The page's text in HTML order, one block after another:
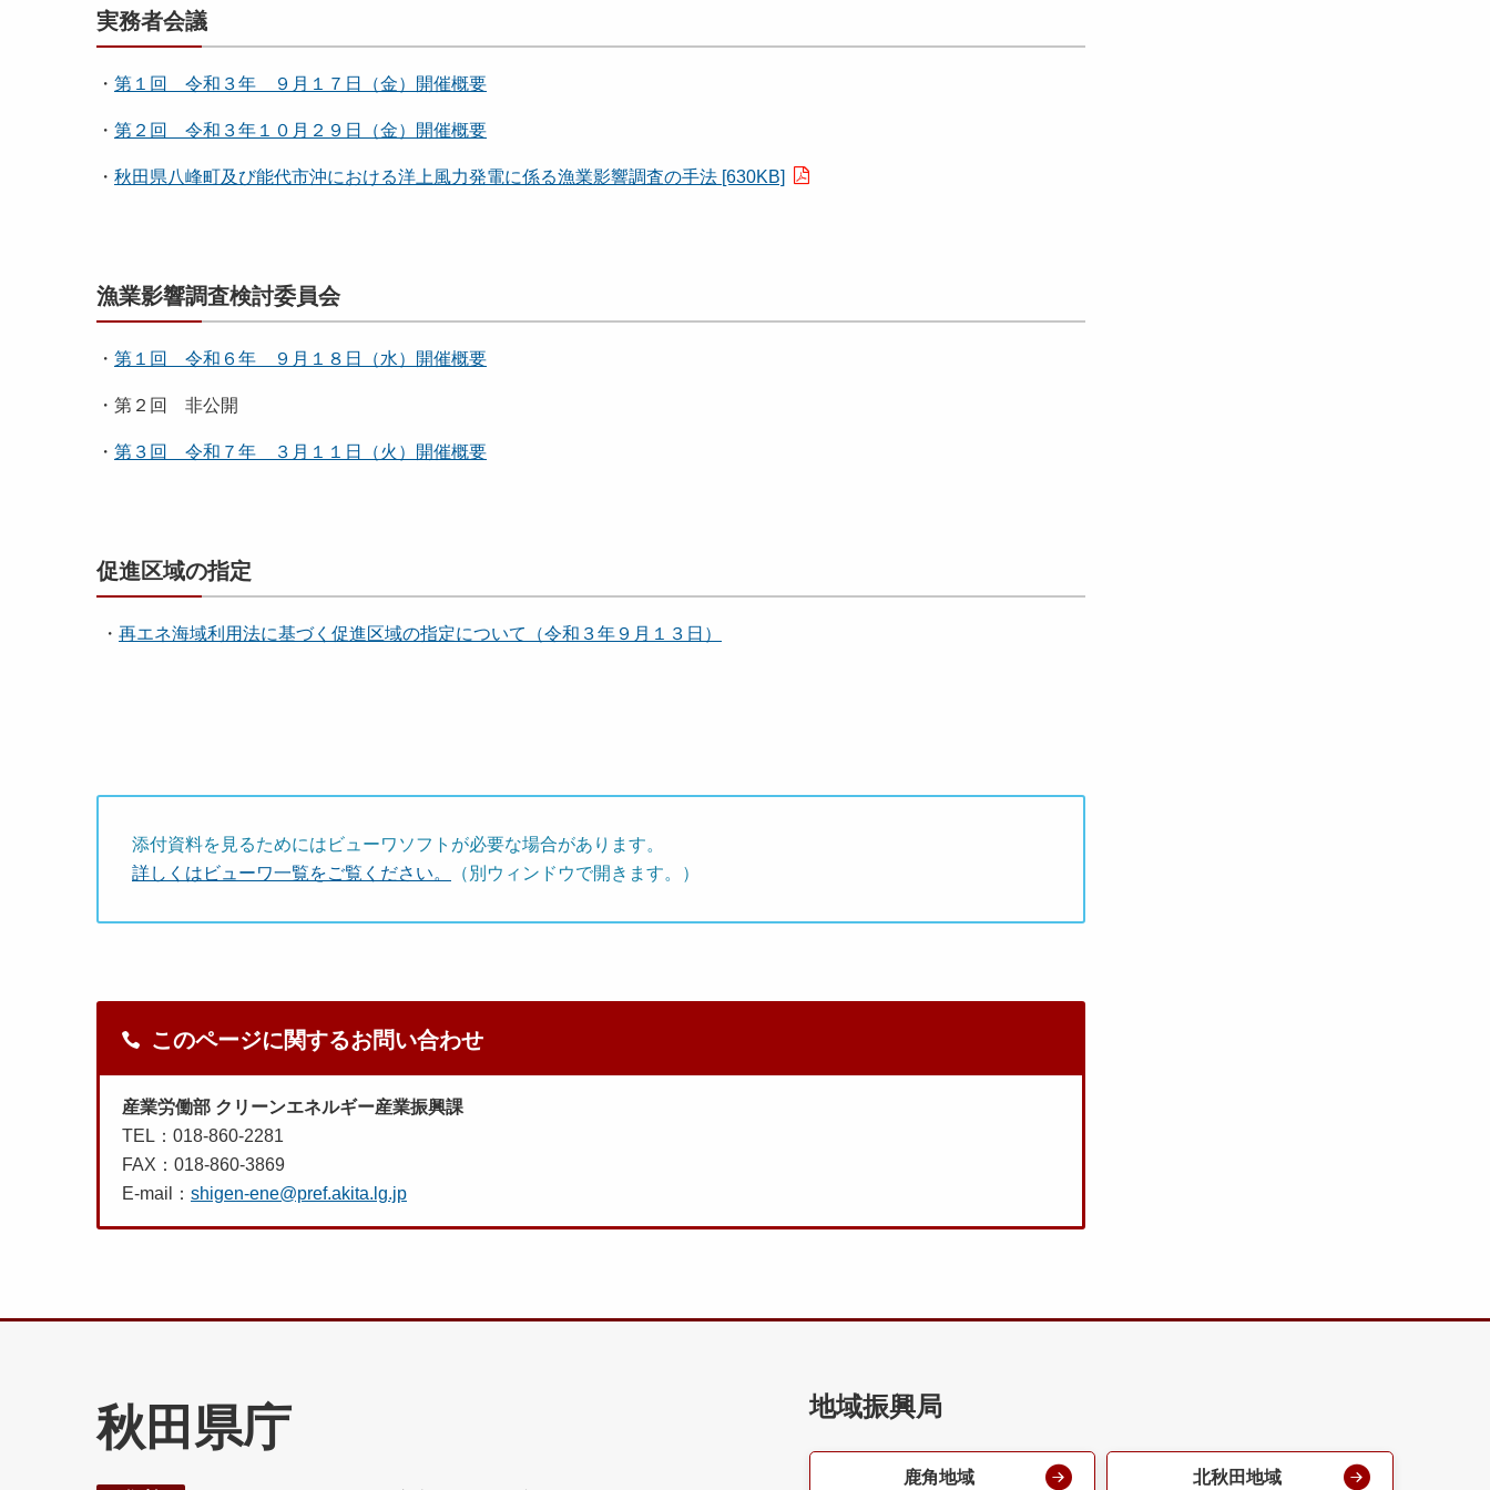
実務者会議
・ 第１回 令和３年 ９月１７日（金）開催概要
・ 第２回 令和３年１０月２９日（金）開催概要
・ 秋田県八峰町及び能代市沖における洋上風力発電に係る漁業影響調査の手法 [630KB]
漁業影響調査検討委員会
・ 第１回 令和６年 ９月１８日（水）開催概要
・第２回 非公開
・ 第３回 令和７年 ３月１１日（火）開催概要
促進区域の指定
・ 再エネ海域利用法に基づく促進区域の指定について（令和３年９月１３日）
添付資料を見るためにはビューワソフトが必要な場合があります。
詳しくはビューワ一覧をご覧ください。
（別ウィンドウで開きます。）
このページに関するお問い合わせ
産業労働部 クリーンエネルギー産業振興課
TEL：018-860-2281
FAX：018-860-3869
E-mail： shigen-ene@pref.akita.lg.jp
秋田県庁 地域振興局
鹿角地域 北秋田地域